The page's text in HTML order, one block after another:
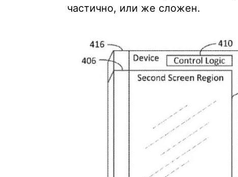
частично, или же сложен.